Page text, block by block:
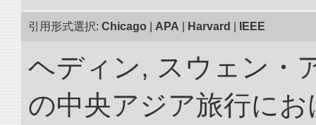
引用形式選択: Chicago APA Harvard IEEE
ヘディン, スウェン・
の中央アジア旅行にお